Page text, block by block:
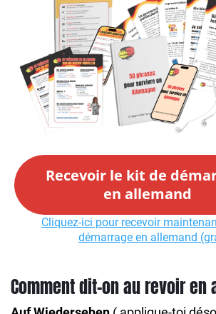
Recevoir le kit de
en allemand
Cliquez-ici pour recevoir
démarrage en allemand
Comment dit-on au revoir en